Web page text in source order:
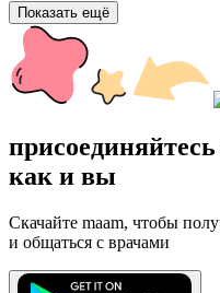
Показать ещё
как и вы
Скачайте maam, чтобы
и общаться с врачами